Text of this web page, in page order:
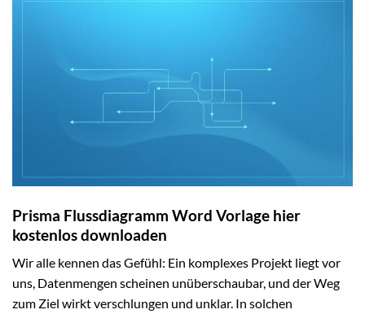
Prisma Flussdiagramm Word Vorlage hier
kostenlos downloaden
Wir alle kennen das Gefühl: Ein komplexes Projekt liegt vor
uns, Datenmengen scheinen unüberschaubar, und der Weg
zum Ziel wirkt verschlungen und unklar. In solchen